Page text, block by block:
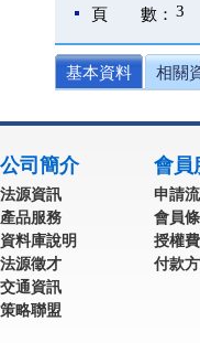
頁 數： 3
基本資料 相關
公司簡介
法源資訊
產品服務
資料庫說明
法源徵才
交通資訊
策略聯盟
會員
申請
會員
授權
付款